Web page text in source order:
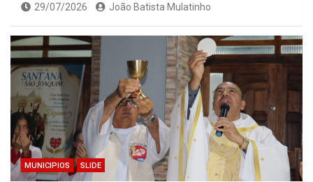
29/07/2026 João Batista Mulatinho
MUNICIPIOS SLIDE